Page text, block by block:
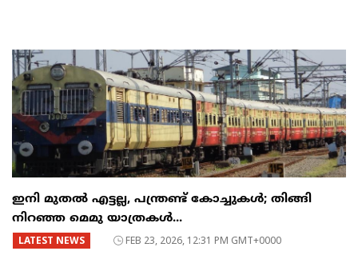
ഇനി മുതൽ എട്ടല്ല, പന്ത്രണ്ട് കോച്ചുകള്‍; തിങ്ങി
നിറഞ്ഞ മെമു യാത്രകൾ...
LATEST NEWS FEB 23, 2026, 12:31 PM GMT+0000